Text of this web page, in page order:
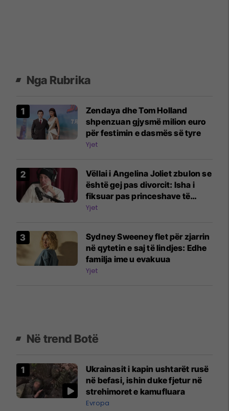
Nga Rubrika
Zendaya dhe Tom Holland
shpenzuan gjysmë milion euro
për festimin e dasmës së tyre
Yjet
Vëllai i Angelina Joliet zbulon se
është gej pas divorcit: Isha i
fiksuar pas princeshave të
Disney-t
Yjet
Sydney Sweeney flet për zjarrin
në qytetin e saj të lindjes: Edhe
familja ime u evakuua
Yjet
Në trend Botë
Ukrainasit i kapin ushtarët rusë
në befasi, ishin duke fjetur në
strehimoret e kamufluara
Evropa